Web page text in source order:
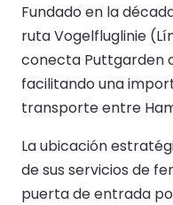
Fundado en la
ruta Vogelfluglinie
conecta Puttgarden
facilitando una
transporte entre
La ubicación
de sus servicios de
puerta de entrada